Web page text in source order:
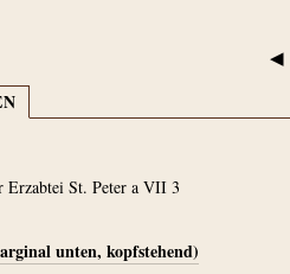
◀
Erzabtei St. Peter a VII 3
unten, kopfstehend)